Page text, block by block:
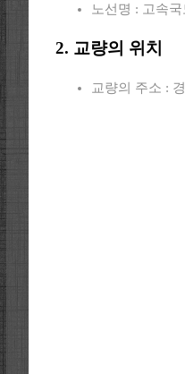
노선명 : 고속국
2. 교량의 위치
교량의 주소 :